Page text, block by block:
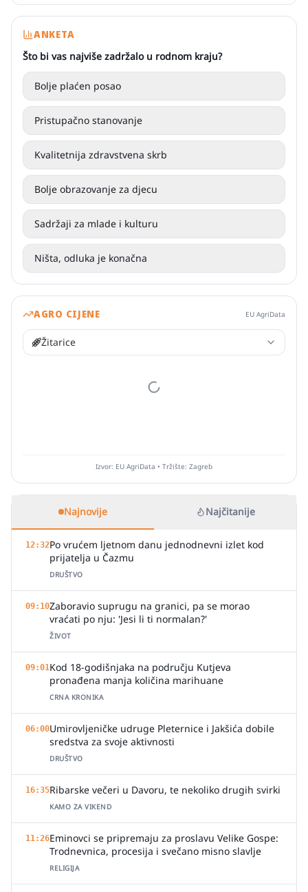
ANKETA
Što bi vas najviše zadržalo u rodnom kraju?
Bolje plaćen posao
Pristupačno stanovanje
Kvalitetnija zdravstvena skrb
Bolje obrazovanje za djecu
Sadržaji za mlade i kulturu
Ništa, odluka je konačna
AGRO CIJENE EU AgriData
Žitarice
Izvor: EU AgriData • Tržište: Zagreb
Najnovije Najčitanije
12:32Po vrućem ljetnom danu jednodnevni izlet kod
prijatelja u Čazmu
DRUŠTVO
09:10Zaboravio suprugu na granici, pa se morao
vraćati po nju: 'Jesi li ti normalan?'
ŽIVOT
09:01Kod 18-godišnjaka na području Kutjeva
pronađena manja količina marihuane
CRNA KRONIKA
06:00Umirovljeničke udruge Pleternice i Jakšića dobile
sredstva za svoje aktivnosti
DRUŠTVO
16:35Ribarske večeri u Davoru, te nekoliko drugih svirki
KAMO ZA VIKEND
11:26Eminovci se pripremaju za proslavu Velike Gospe:
Trodnevnica, procesija i svečano misno slavlje
RELIGIJA